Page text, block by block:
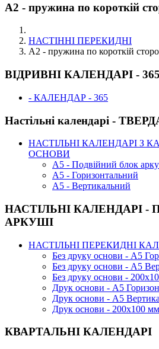
А2 - пружина по короткій
НАСТІННІ ПЕРЕКИДНІ
А2 - пружина по короткій
ВІДРИВНІ КАЛЕНДАРІ - 365
- КАЛЕНДАР - 365
Настільні календарі -
НАСТІЛЬНІ КАЛЕНДАРІ З
ОСНОВИ
А5 - Подвійний блок
А5 - Горизонтальний
А5 - Вертикальний
НАСТІЛЬНІ КАЛЕНДАРІ -
АРКУШІ
НАСТІЛЬНІ ПЕРЕКИДНІ
Без друку основи - А5
Без друку основи - А5
Без друку основи -
Друк основи - А5
Друк основи - А5
Друк основи - 200х100 мм
КВАРТАЛЬНІ КАЛЕНДАРІ